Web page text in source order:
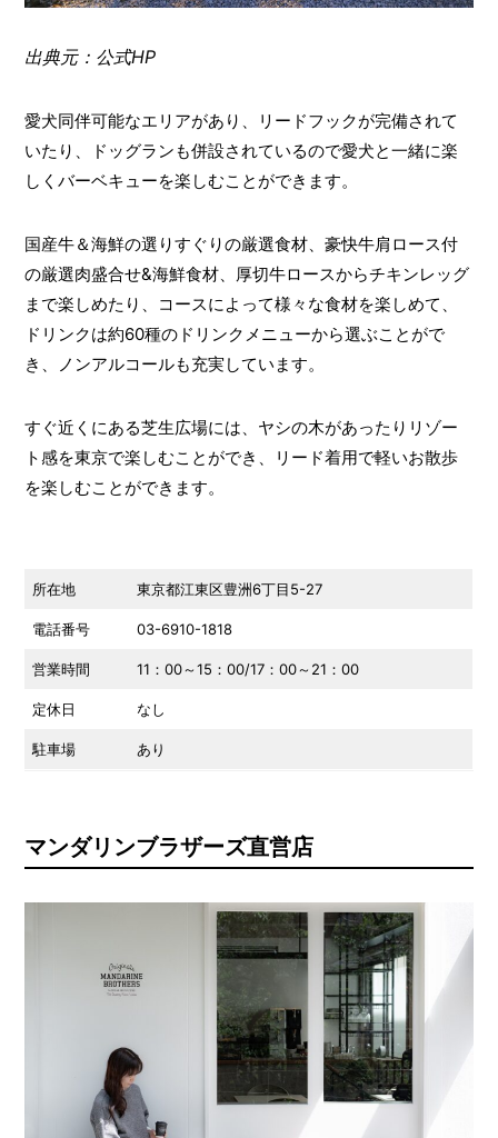
出典元：公式HP
愛犬同伴可能なエリアがあり、リードフックが完備されて
いたり、ドッグランも併設されているので愛犬と一緒に楽
しくバーベキューを楽しむことができます。
国産牛＆海鮮の選りすぐりの厳選食材、豪快牛肩ロース付
の厳選肉盛合せ&海鮮食材、厚切牛ロースからチキンレッグ
まで楽しめたり、コースによって様々な食材を楽しめて、
ドリンクは約60種のドリンクメニューから選ぶことがで
き、ノンアルコールも充実しています。
すぐ近くにある芝生広場には、ヤシの木があったりリゾー
ト感を東京で楽しむことができ、リード着用で軽いお散歩
を楽しむことができます。
所在地 東京都江東区豊洲6丁目5-27
電話番号 03-6910-1818
営業時間 11：00～15：00/17：00～21：00
定休日 なし
駐車場 あり
マンダリンブラザーズ直営店